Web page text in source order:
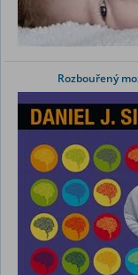
Rozbouřený